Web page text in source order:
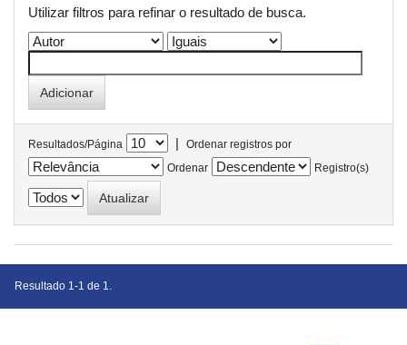
Utilizar filtros para refinar o resultado de busca.
Resultados/Página |
Ordenar registros por
Ordenar
Registro(s)
Resultado 1-1 de 1.